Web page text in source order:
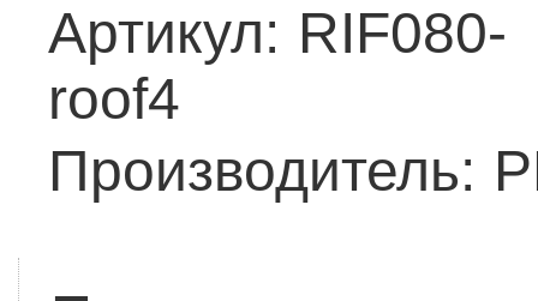
Артикул: RIF080-
roof4
Производитель: